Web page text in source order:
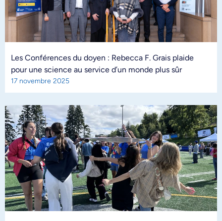
Les Conférences du doyen : Rebecca F. Grais plaide
pour une science au service d’un monde plus sûr
17 novembre 2025